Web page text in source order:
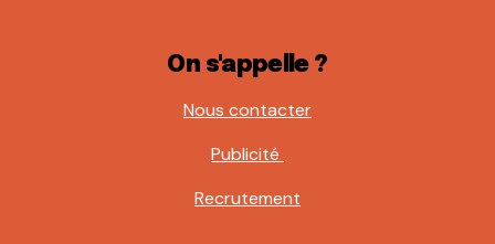
On s'appelle ?
Nous contacter
Publicité
Recrutement